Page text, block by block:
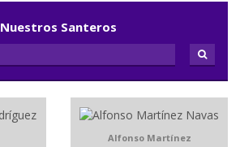
Nuestros Santeros
Alfonso Martínez